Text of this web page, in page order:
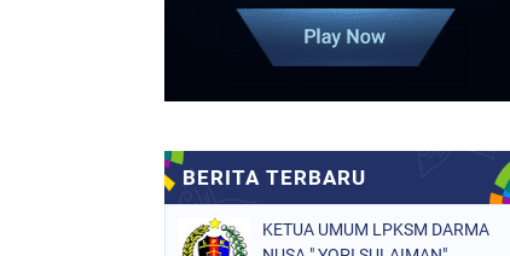
KETUA UMUM LPKSM DARMA